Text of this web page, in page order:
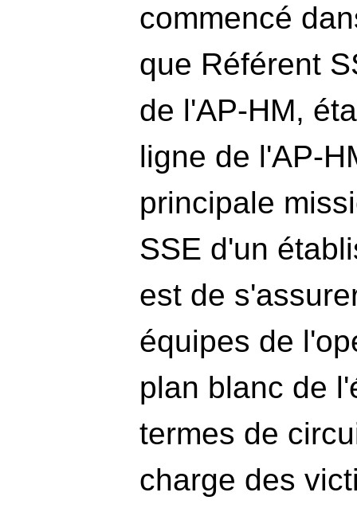
commencé
que Référent
de l'AP-HM,
ligne de l'AP-
principale
SSE d'un
est de
équipes de
plan blanc de
termes de
charge des